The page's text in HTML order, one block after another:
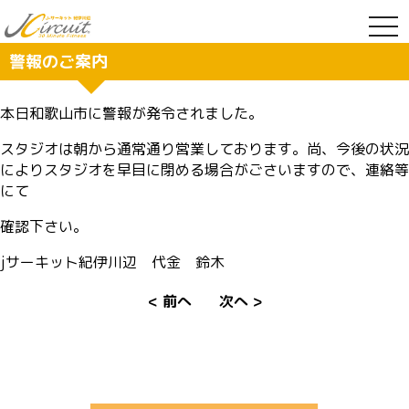
警報のご案内
本日和歌山市に警報が発令されました。
スタジオは朝から通常通り営業しております。尚、今後の状況
によりスタジオを早目に閉める場合がごさいますので、連絡等
にて
確認下さい。
jサーキット紀伊川辺 代金 鈴木
< 前へ
次へ >